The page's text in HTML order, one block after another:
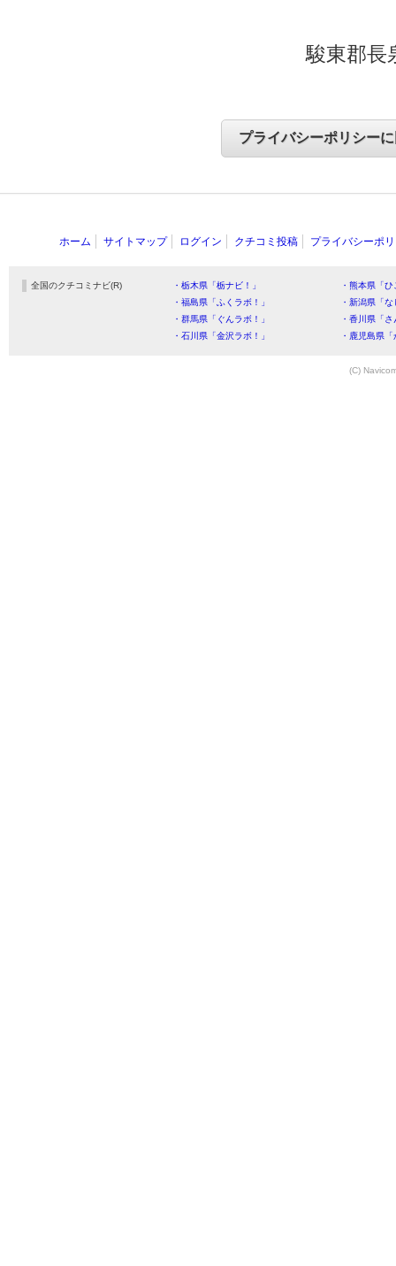
駿東郡
ホーム サイトマップ ログイン クチコミ投稿 プライバシーポ
全国のクチコミナビ(R) ・栃木県「栃ナビ！」
・熊本県「
・福島県「ふくラボ！」
・新潟県「
・群馬県「ぐんラボ！」
・香川県「
・石川県「金沢ラボ！」
・鹿児島県
(C)